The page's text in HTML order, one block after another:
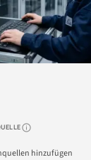
Warum lohnt sich das?
hinzufügen